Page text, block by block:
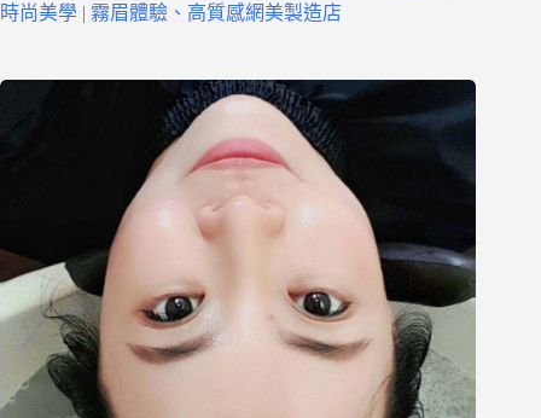
時尚美學 | 霧眉體驗、高質感網美製造店